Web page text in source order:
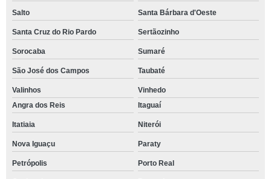
Salto Santa Bárbara d'Oeste
Santa Cruz do Rio Pardo Sertãozinho
Sorocaba Sumaré
São José dos Campos Taubaté
Valinhos
Vinhedo
Angra dos Reis
Itaguaí
Itatiaia Niterói
Nova Iguaçu Paraty
Petrópolis Porto Real